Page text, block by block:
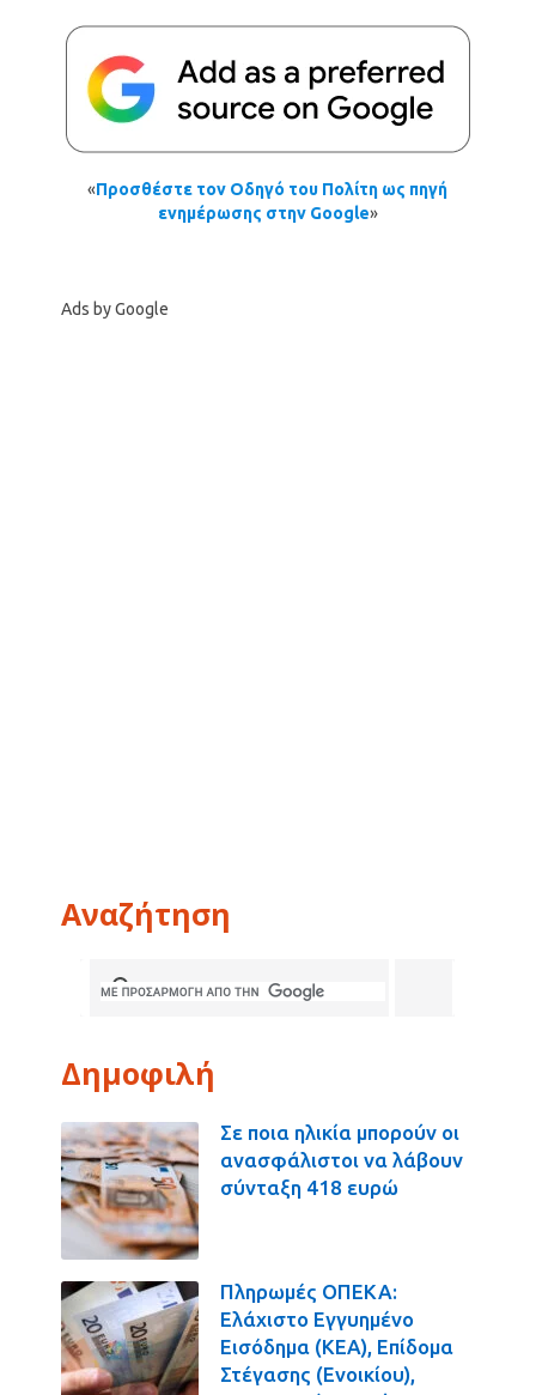
«Προσθέστε τον Οδηγό του Πολίτη ως πηγή
ενημέρωσης στην Google»
Ads by Google
Αναζήτηση
Δημοφιλή
Σε ποια ηλικία μπορούν οι
ανασφάλιστοι να λάβουν
σύνταξη 418 ευρώ
Πληρωμές ΟΠΕΚΑ:
Ελάχιστο Εγγυημένο
Εισόδημα (ΚΕΑ), Επίδομα
Στέγασης (Ενοικίου),